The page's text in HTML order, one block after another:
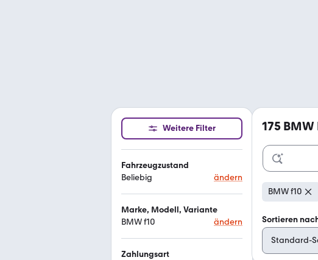
Weitere Filter
Fahrzeugzustand
Beliebig
ändern
Marke, Modell, Variante
BMW f10
ändern
Zahlungsart
175 BMW
BMW f10
Sortieren